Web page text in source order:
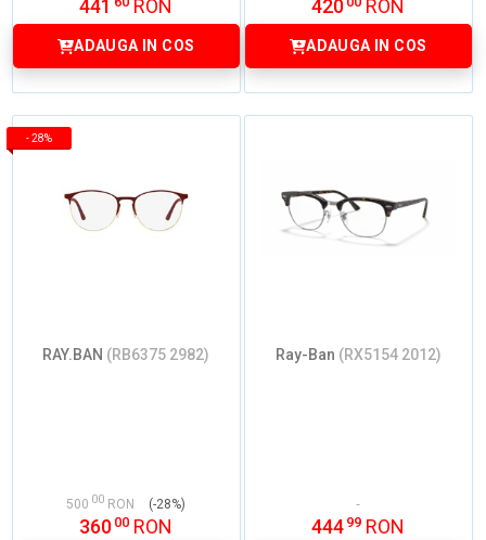
441 RON
ADAUGA IN COS
420 RON
ADAUGA IN COS
- 28%
RAY.BAN (RB6375 2982)
500 00 RON (-28%)
360 00 RON
Ray-Ban (RX5154 2012)
444 99 RON